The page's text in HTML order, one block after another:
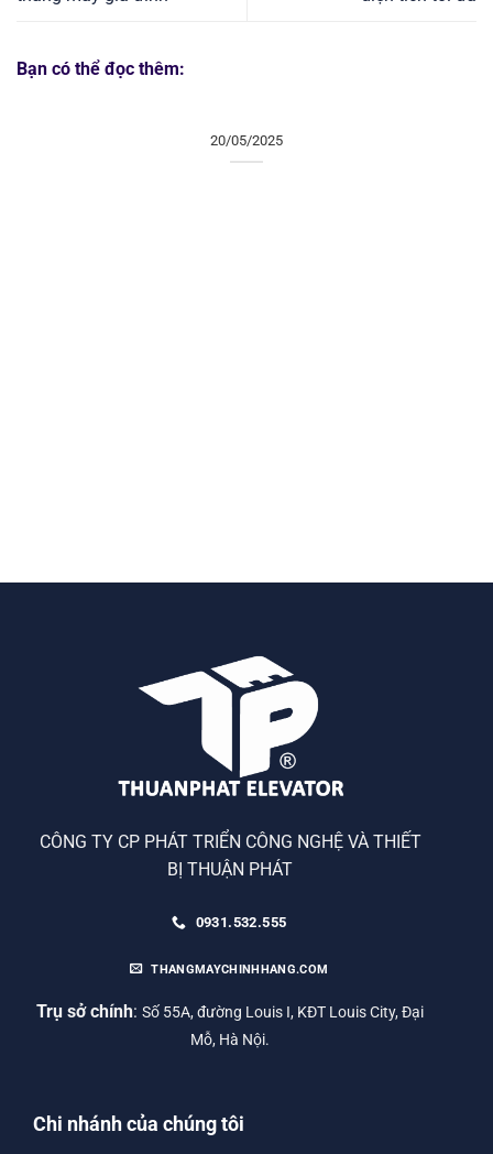
Bạn có thể đọc thêm:
20/05/2025
CÔNG TY CP PHÁT TRIỂN CÔNG NGHỆ VÀ THIẾT
BỊ THUẬN PHÁT
0931.532.555
THANGMAYCHINHHANG.COM
Trụ sở chính: Số 55A, đường Louis I, KĐT Louis City, Đại
Mỗ, Hà Nội.
Chi nhánh của chúng tôi